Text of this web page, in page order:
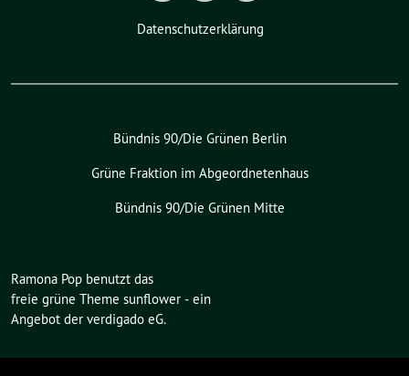
Datenschutzerklärung
Bündnis 90/Die Grünen Berlin
Grüne Fraktion im Abgeordnetenhaus
Bündnis 90/Die Grünen Mitte
Ramona Pop benutzt das
freie grüne Theme sunflower ‐ ein
Angebot der verdigado eG.